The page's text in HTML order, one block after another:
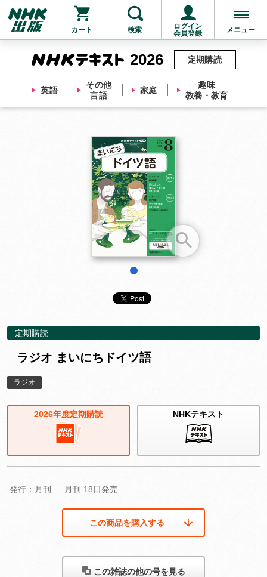
カート 検索
ログイン
会員登録
メニュー
2026
英語
その他
言語
家庭
趣味
教養・教育
定期購読
他にも商品を買う
定期購読
ラジオ まいにちドイツ語
ラジオ
2026年度定期購読 NHKテキスト
発行：月刊 月刊 18日発売
この商品を購入する
この雑誌の他の号を見る